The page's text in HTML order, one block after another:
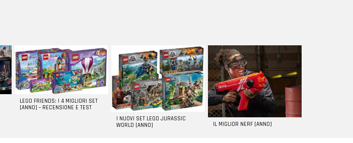
LEGO FRIENDS: I 4 MIGLIORI SET
[ANNO] – RECENSIONE E TEST
I NUOVI SET LEGO JURASSIC
WORLD [ANNO]
IL MIGLIOR NERF [ANNO]